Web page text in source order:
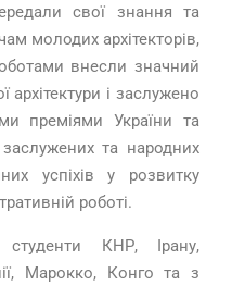
свої знання та
молодих архітекторів,
внесли значний
архітектури і заслужено
преміями України та
та народних
успіхів у розвитку
роботі.
КНР, Ірану,
Марокко, Конго та з